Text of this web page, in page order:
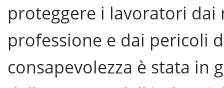
proteggere i lavoratori dai
professione e dai pericoli
consapevolezza è stata in